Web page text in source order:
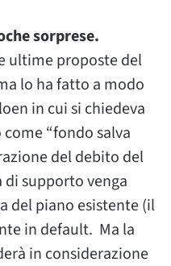
sorprese.
ultime proposte del
lo ha fatto a modo
in cui si chiedeva
“fondo salva
del debito del
di supporto venga
del piano esistente (il
in default. Ma la
in considerazione